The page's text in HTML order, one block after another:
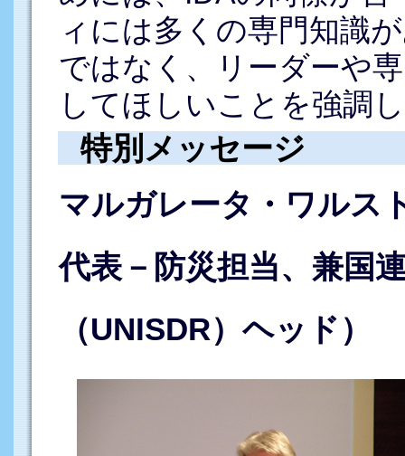
ィには多くの専門知識
ではなく、リーダーや
してほしいことを強調
特別メッセージ
マルガレータ・ワルス
代表－防災担当、兼国
（UNISDR）ヘッド）